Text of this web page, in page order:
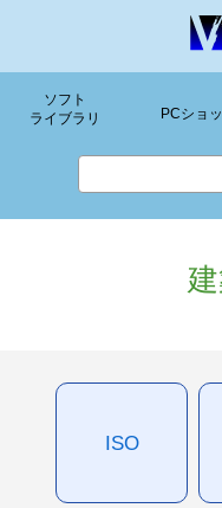
ソフト
ライブラリ
PCショ
ISO